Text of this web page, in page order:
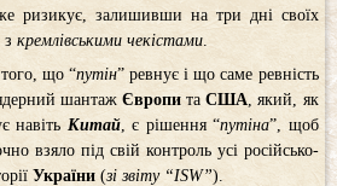
ризикує, залишивши на три дні своїх
зкремлівськими чекістами
що “путін” ревнує і що саме ревність
шантажЄвропи таСША , який, як
навіть Китай, є рішення “путіна”, щоб
взяло під свій контроль усі російсько-
України (зі звіту “ISW”).